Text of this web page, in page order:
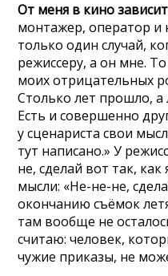
От меня в кино зависит
монтажер, оператор и
только один случай,
режиссеру, а он мне.
моих отрицательных
Столько лет прошло,
Есть и совершенно
у сценариста свои
тут написано.» У
не, сделай вот так,
мысли: «Не-не-не,
окончанию съёмок
там вообще не
считаю: человек,
чужие приказы, не